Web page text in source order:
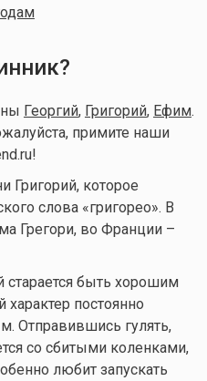
Георгий, Григорий, Ефим.
примите наши
Григорий, которое
слова «григорео». В
Грегори, во Франции –
старается быть хорошим
постоянно
Отправившись гулять,
со сбитыми коленками,
любит запускать